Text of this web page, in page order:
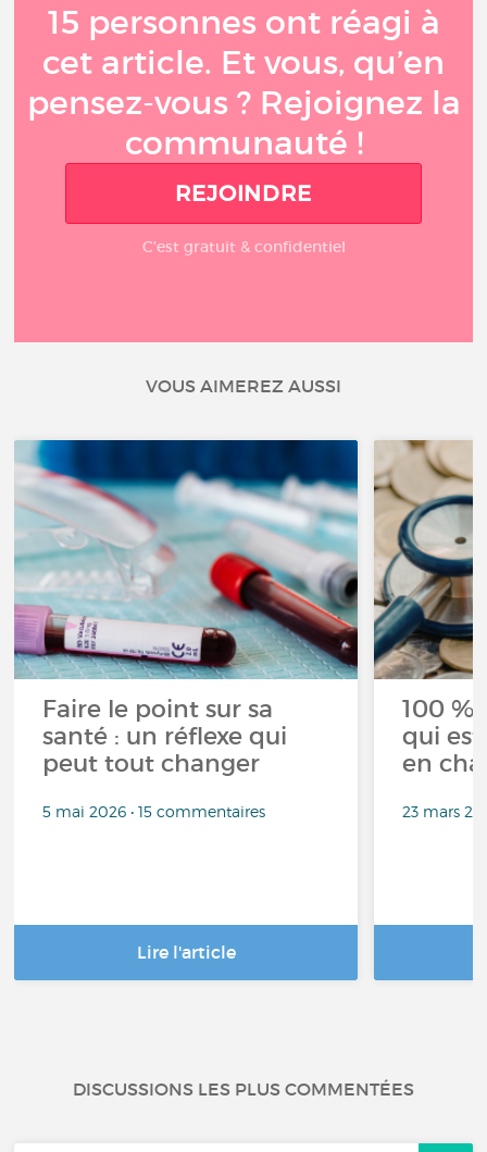
15 personnes ont réagi à
cet article. Et vous, qu’en
pensez-vous ? Rejoignez la
communauté !
REJOINDRE
C'est gratuit & confidentiel
VOUS AIMEREZ AUSSI
Faire le point sur sa
santé : un réflexe qui
peut tout changer
5 mai 2026 • 15 commentaires
Lire l'article
100 %
qui
en
23 mars
DISCUSSIONS LES PLUS COMMENTÉES